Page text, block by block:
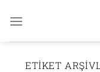
atla
ETIKET